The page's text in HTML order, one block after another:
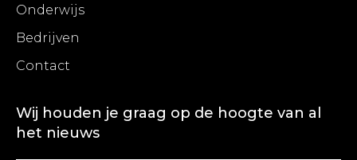
Onderwijs
Bedrijven
Contact
Wij houden je graag op de hoogte van al
het nieuws